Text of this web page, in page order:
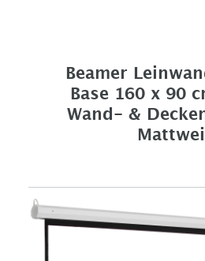
Beamer
Base 160 x 90
Wand- &